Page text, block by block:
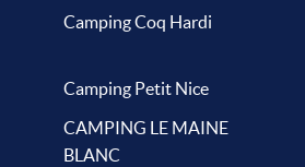
Camping Coq Hardi
Camping Petit Nice
CAMPING LE MAINE
BLANC